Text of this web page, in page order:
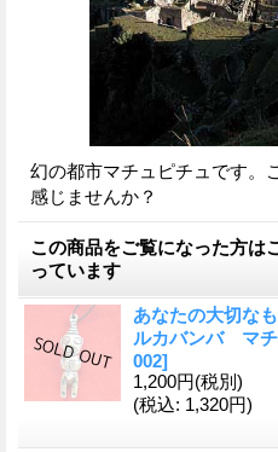
幻の都市マチュピチュです。
感じませんか？
この商品をご覧になった方は
っています
あなたの大切な
ルカバンバ マ
002]
1,200円(税別)
(税込: 1,320円)